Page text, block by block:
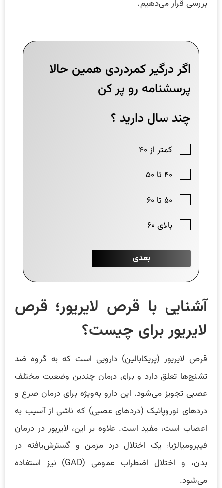
بررسی قرار می‌دهیم.
آشنایی با قرص لایریور؛ قرص
لایریور برای چیست؟
قرص لایریور (پریکابالین) دارویی است که به گروه ضد
تشنج‌ها تعلق دارد و برای درمان چندین وضعیت مختلف
عصبی تجویز می‌شود. این دارو به‌ویژه برای درمان صرع و
دردهای نوروپاتیک (دردهای عصبی) که ناشی از آسیب به
اعصاب است، مفید است. علاوه بر این، لایریور در درمان
فیبرومیالژیا، یک اختلال درد مزمن و گسترش‌یافته در
بدن، و اختلال اضطراب عمومی (GAD) نیز استفاده
می‌شود.